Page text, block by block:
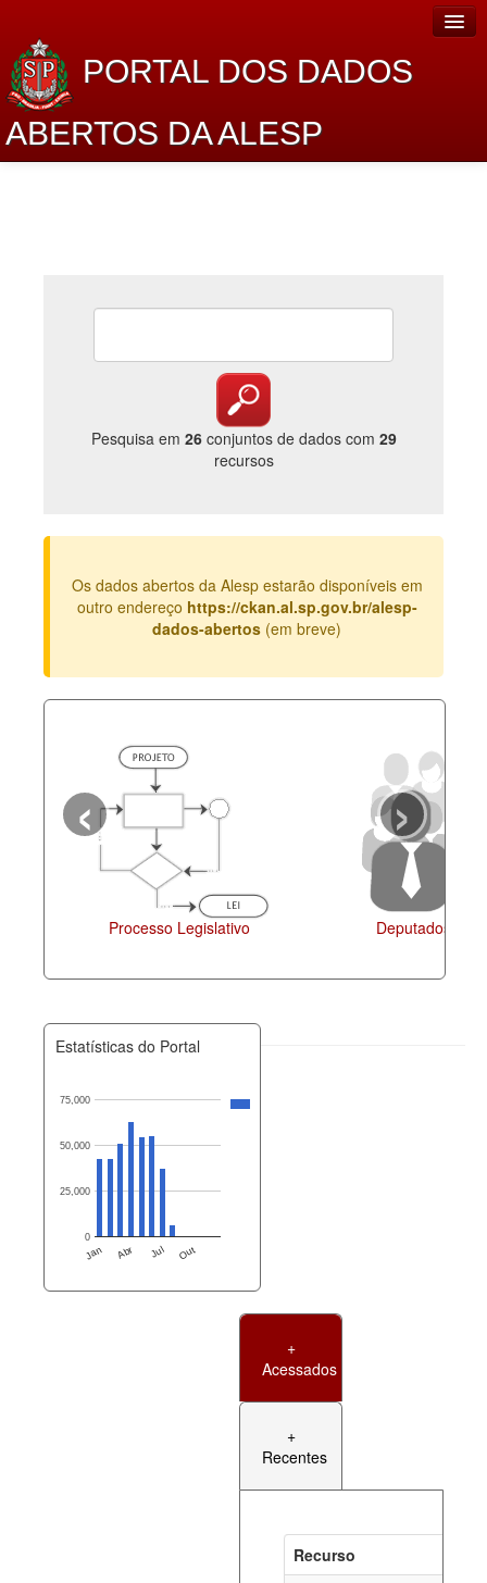
PORTAL DOS DADOS
ABERTOS DA ALESP
Lei de Acesso à Informação
Catálogo de dados
Legislação
Perguntas frequentes
Pesquisa em 26conjuntos de dados com 29
recursos
Os dados abertos da Alesp estarão disponíveis em
outro endereço https://ckan.al.sp.gov.br/alesp-
dados-abertos (em breve)
Processo Legislativo Deputados
‹ ›
Estatísticas do Portal
Jan Abr Jul Out
0
25,000
50,000
75,000
+
Acessados
+
Recentes
Recurso